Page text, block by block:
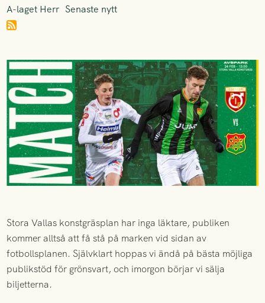
A-laget Herr Senaste nytt
Stora Vallas konstgräsplan har inga läktare, publiken
kommer alltså att få stå på marken vid sidan av
fotbollsplanen. Självklart hoppas vi ändå på bästa möjliga
publikstöd för grönsvart, och imorgon börjar vi sälja
biljetterna.